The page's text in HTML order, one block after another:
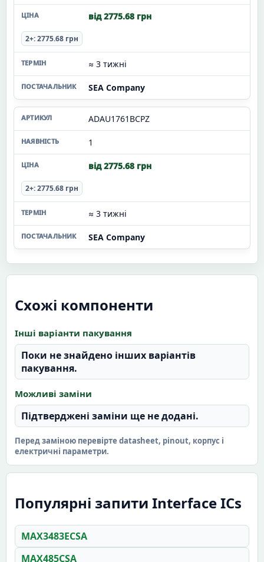
від 2775.68 грн
2+: 2775.68 грн
≈ 3 тижні
SEA Company
ADAU1761BCPZ
1
від 2775.68 грн
2+: 2775.68 грн
≈ 3 тижні
SEA Company
Схожі компоненти
Інші варіанти пакування
Поки не знайдено інших варіантів
пакування.
Можливі заміни
Підтверджені заміни ще не додані.
Перед заміною перевірте datasheet, pinout, корпус і
електричні параметри.
Популярні запити Interface ICs
MAX3483ECSA
MAX485CSA